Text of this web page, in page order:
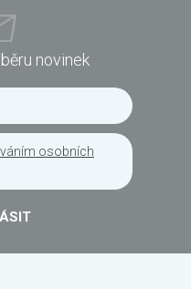
novinek
osobních